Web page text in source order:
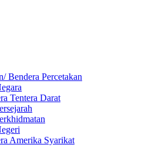
Bendera Percetakan
Tentera Darat
Amerika Syarikat